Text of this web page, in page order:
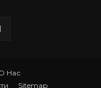
Нас
Sitemap